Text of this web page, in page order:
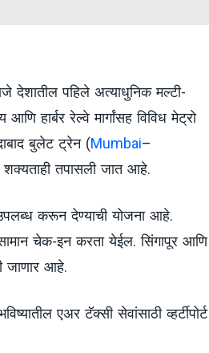
देशातील पहिले अत्याधुनिक मल्टी-
हार्बर रेल्वे मार्गांसह विविध मेट्रो
बुलेट ट्रेन (Mumbai–
तपासली जात आहे.
करून देण्याची योजना आहे.
सामान चेक-इन करता येईल. सिंगापूर आणि
जाणार आहे.
एअर टॅक्सी सेवांसाठी व्हर्टीपोर्ट